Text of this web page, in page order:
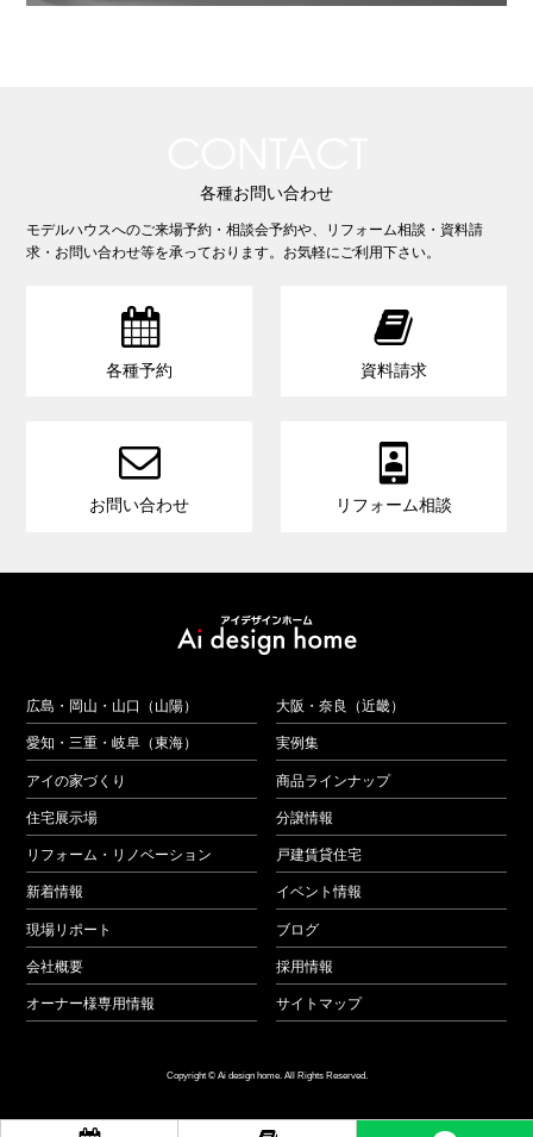
各種お問い合わせ
モデルハウスへのご来場予約・相談会予約や、リフォーム相談・資料請
求・お問い合わせ等を承っております。お気軽にご利用下さい。

各種予約

資料請求

お問い合わせ

リフォーム相談
広島・岡山・山口（山陽） 大阪・奈良（近畿）
愛知・三重・岐阜（東海） 実例集
アイの家づくり 商品ラインナップ
住宅展示場 分譲情報
リフォーム・リノベーション 戸建賃貸住宅
新着情報 イベント情報
現場リポート ブログ
会社概要 採用情報
オーナー様専用情報 サイトマップ
Copyright © Ai design home. All Rights Reserved.